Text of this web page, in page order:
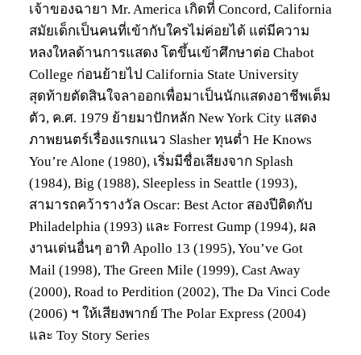
เจ้าของฉายา Mr. America เกิดที่ Concord, California
สมัยเด็กเป็นคนที่เข้ากับใครไม่ค่อยได้ แต่มีความ
หลงใหลด้านการแสดง โตขึ้นเข้าศึกษาต่อ Chabot
College ก่อนย้ายไป California State University
สุดท้ายตัดสินใจลาออกเพื่อมาเป็นนักแสดงอาชีพเต็ม
ตัว, ค.ศ. 1979 ย้ายมาปักหลัก New York City แสดง
ภาพยนตร์เรื่องแรกแนว Slasher ทุนต่ำ He Knows
You’re Alone (1980), เริ่มมีชื่อเสียงจาก Splash
(1984), Big (1988), Sleepless in Seattle (1993),
สามารถคว้ารางวัล Oscar: Best Actor สองปีติดกับ
Philadelphia (1993) และ Forrest Gump (1994), ผล
งานเด่นอื่นๆ อาทิ Apollo 13 (1995), You’ve Got
Mail (1998), The Green Mile (1999), Cast Away
(2000), Road to Perdition (2002), The Da Vinci Code
(2006) ฯ ให้เสียงพากย์ The Polar Express (2004)
และ Toy Story Series